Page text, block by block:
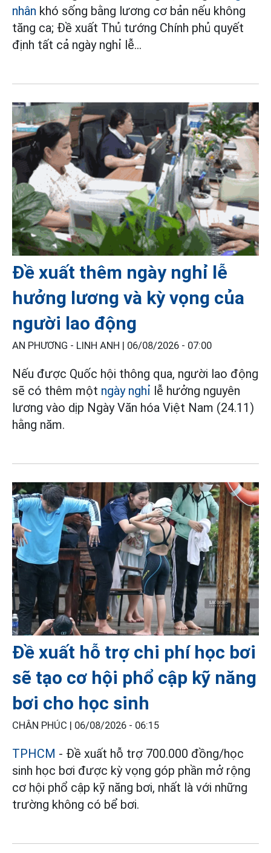
nhân khó sống bằng lương cơ bản nếu không
tăng ca; Đề xuất Thủ tướng Chính phủ quyết
định tất cả ngày nghỉ lễ...
Đề xuất thêm ngày nghỉ lễ
hưởng lương và kỳ vọng của
người lao động
AN PHƯƠNG - LINH ANH | 06/08/2026 - 07:00
Nếu được Quốc hội thông qua, người lao động
sẽ có thêm một ngày nghỉ lễ hưởng nguyên
lương vào dịp Ngày Văn hóa Việt Nam (24.11)
hằng năm.
Đề xuất hỗ trợ chi phí học bơi
sẽ tạo cơ hội phổ cập kỹ năng
bơi cho học sinh
CHÂN PHÚC | 06/08/2026 - 06:15
TPHCM - Đề xuất hỗ trợ 700.000 đồng/học
sinh học bơi được kỳ vọng góp phần mở rộng
cơ hội phổ cập kỹ năng bơi, nhất là với những
trường không có bể bơi.